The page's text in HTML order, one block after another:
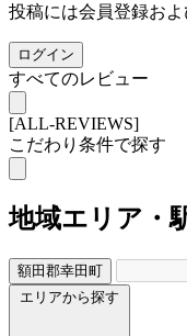
投稿には会員登録お
ログイン
すべてのレビュー
[ALL-REVIEWS]
こだわり条件で探す
地域エリア・
額田郡幸田町
エリアから探す